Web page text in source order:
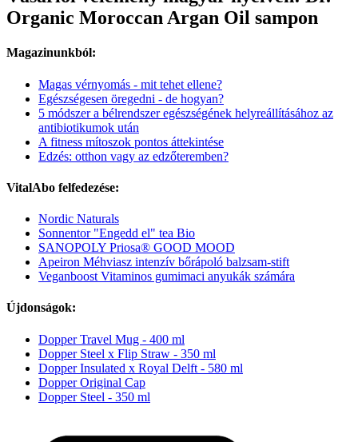
Organic Moroccan Argan Oil sampon
Magazinunkból:
Magas vérnyomás - mit tehet ellene?
Egészségesen öregedni - de hogyan?
5 módszer a bélrendszer egészségének helyreállításához az
antibiotikumok után
A fitness mítoszok pontos áttekintése
Edzés: otthon vagy az edzőteremben?
VitalAbo felfedezése:
Nordic Naturals
Sonnentor "Engedd el" tea Bio
SANOPOLY Priosa® GOOD MOOD
Apeiron Méhviasz intenzív bőrápoló balzsam-stift
Veganboost Vitaminos gumimaci anyukák számára
Újdonságok:
Dopper Travel Mug - 400 ml
Dopper Steel x Flip Straw - 350 ml
Dopper Insulated x Royal Delft - 580 ml
Dopper Original Cap
Dopper Steel - 350 ml